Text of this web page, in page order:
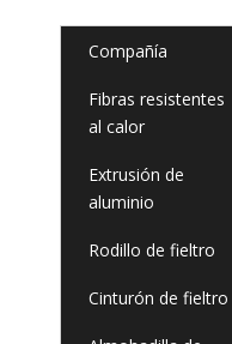
Compañía
Fibras resistentes
al calor
Extrusión de
aluminio
Rodillo de fieltro
Cinturón de fieltro